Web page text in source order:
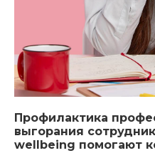
Профилактика
выгорания
wellbeing помогают